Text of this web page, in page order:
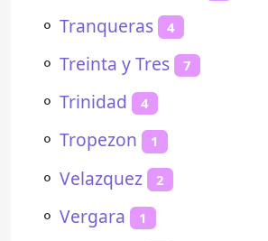
⚬ Tranqueras 4
⚬ Treinta y Tres 7
⚬ Trinidad 4
⚬ Tropezon 1
⚬ Velazquez 2
⚬ Vergara 1